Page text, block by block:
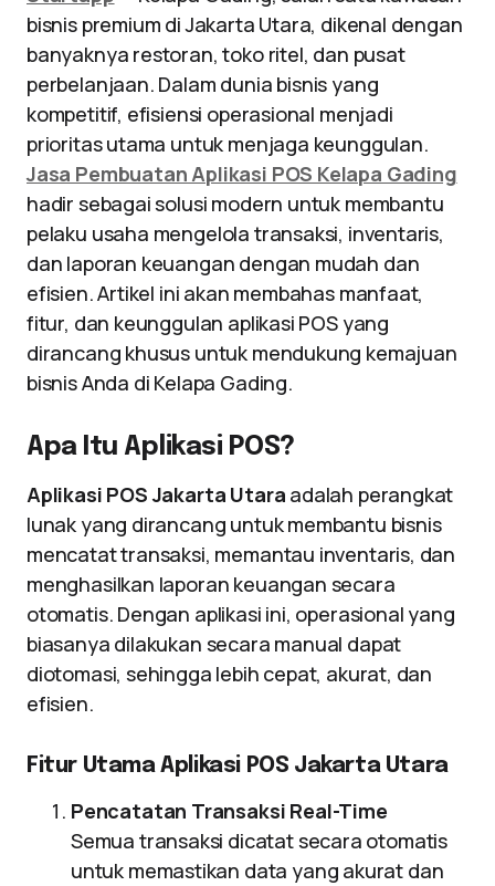
bisnis premium di Jakarta Utara, dikenal dengan
banyaknya restoran, toko ritel, dan pusat
perbelanjaan. Dalam dunia bisnis yang
kompetitif, efisiensi operasional menjadi
prioritas utama untuk menjaga keunggulan.
Jasa Pembuatan Aplikasi POS Kelapa Gading
hadir sebagai solusi modern untuk membantu
pelaku usaha mengelola transaksi, inventaris,
dan laporan keuangan dengan mudah dan
efisien. Artikel ini akan membahas manfaat,
fitur, dan keunggulan aplikasi POS yang
dirancang khusus untuk mendukung kemajuan
bisnis Anda di Kelapa Gading.
Apa Itu Aplikasi POS?
Aplikasi POS Jakarta Utara adalah perangkat
lunak yang dirancang untuk membantu bisnis
mencatat transaksi, memantau inventaris, dan
menghasilkan laporan keuangan secara
otomatis. Dengan aplikasi ini, operasional yang
biasanya dilakukan secara manual dapat
diotomasi, sehingga lebih cepat, akurat, dan
efisien.
Fitur Utama Aplikasi POS Jakarta Utara
Pencatatan Transaksi Real-Time
Semua transaksi dicatat secara otomatis
untuk memastikan data yang akurat dan